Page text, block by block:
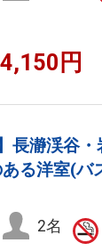
円
長瀞渓谷
る洋室(バ
2名